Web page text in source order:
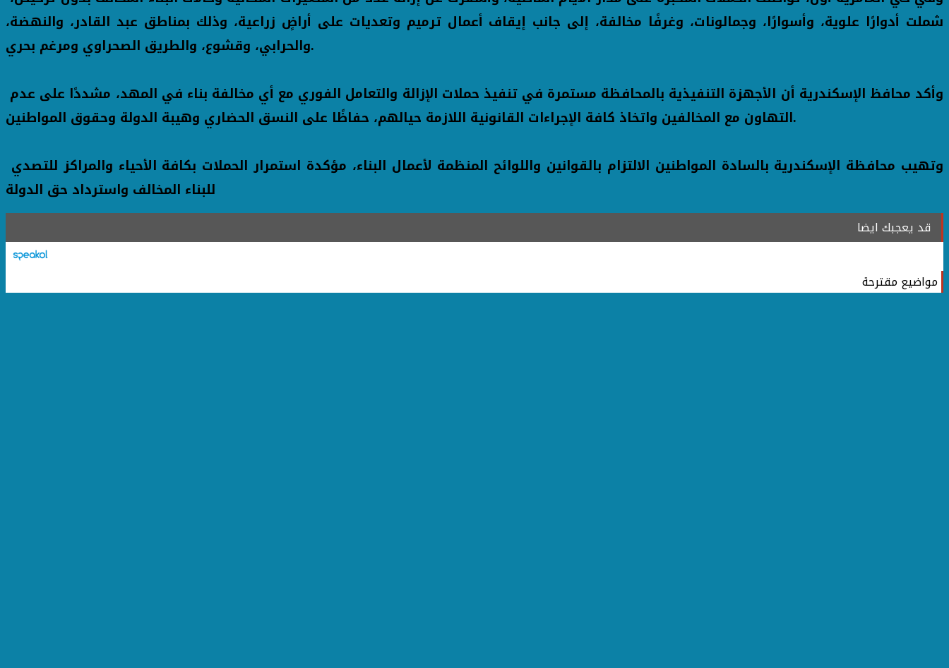
شملت أدوارًا علوية، وأسوارًا، وجمالونات، وغرفًا مخالفة، إلى جانب إيقاف أعمال ترميم وتعديات على أراضٍ زراعية، وذلك بمناطق عبد القادر، والنهضة،
والحرابي، وقشوع، والطريق الصحراوي ومرغم بحري.
التهاون مع المخالفين واتخاذ كافة الإجراءات القانونية اللازمة حيالهم، حفاظًا على النسق الحضاري وهيبة الدولة وحقوق المواطنين.
للبناء المخالف واسترداد حق الدولة
قد يعجبك ايضا
مواضيع مقترحة